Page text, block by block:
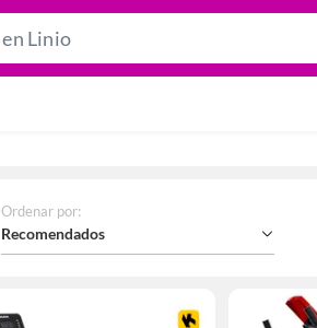
Bar
Ordenar por:
Recomendados